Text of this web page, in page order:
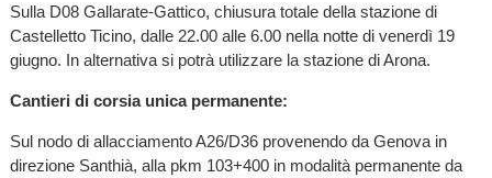
Sulla D08 Gallarate-Gattico, chiusura totale della stazione di
Castelletto Ticino, dalle 22.00 alle 6.00 nella notte di venerdì 19
giugno. In alternativa si potrà utilizzare la stazione di Arona.
Cantieri di corsia unica permanente:
Sul nodo di allacciamento A26/D36 provenendo da Genova in
direzione Santhià, alla pkm 103+400 in modalità permanente da